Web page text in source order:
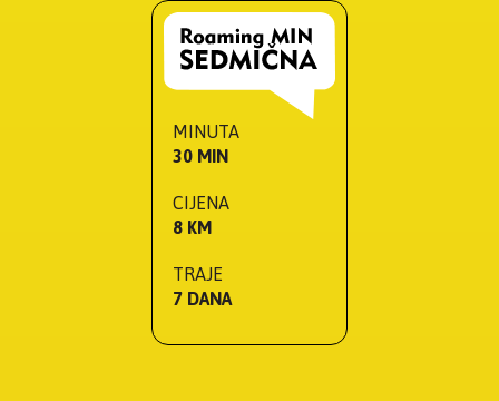
MINUTA
30 MIN
CIJENA
8 KM
TRAJE
7 DANA